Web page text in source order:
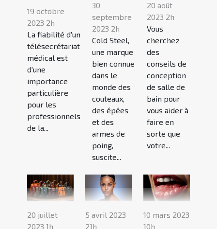
19 octobre
2023 2h
La fiabilité d'un
télésecrétariat
médical est
d'une
importance
particulière
pour les
professionnels
de la...
30
septembre
2023 2h
Cold Steel,
une marque
bien connue
dans le
monde des
couteaux,
des épées
et des
armes de
poing,
suscite...
20 août
2023 2h
Vous
cherchez
des
conseils de
conception
de salle de
bain pour
vous aider à
faire en
sorte que
votre...
20 juillet
2023 1h
5 avril 2023
21h
10 mars 2023
10h